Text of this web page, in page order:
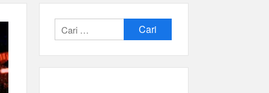
Cari
untuk: